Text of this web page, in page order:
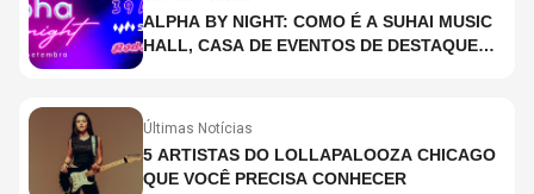
ALPHA BY NIGHT: COMO É A SUHAI MUSIC
HALL, CASA DE EVENTOS DE DESTAQUE
Últimas Notícias
5 ARTISTAS DO LOLLAPALOOZA CHICAGO
QUE VOCÊ PRECISA CONHECER